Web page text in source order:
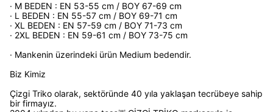
· M BEDEN : EN 53-55 cm / BOY 67-69 cm
· L BEDEN : EN 55-57 cm / BOY 69-71 cm
· XL BEDEN : EN 57-59 cm / BOY 71-73 cm
· 2XL BEDEN : EN 59-61 cm / BOY 73-75 cm
· Mankenin üzerindeki ürün Medium bedendir.
Biz Kimiz
Çizgi Triko olarak, sektöründe 40 yıla yaklaşan tecrübeye sahip
bir firmayız.